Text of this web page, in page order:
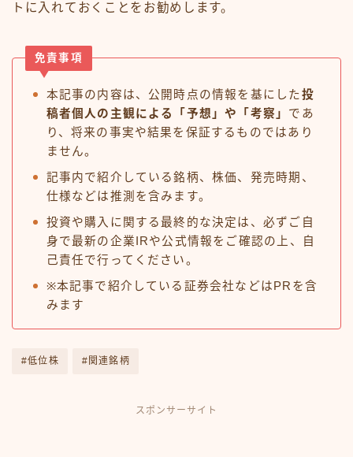
トに入れておくことをお勧めします。
免責事項
本記事の内容は、公開時点の情報を基にした投
稿者個人の主観による「予想」や「考察」 であ
り、将来の事実や結果を保証するものではあり
ません。
記事内で紹介している銘柄、株価、発売時期、
仕様などは推測を含みます。
投資や購入に関する最終的な決定は、必ずご自
身で最新の企業IRや公式情報をご確認の上、自
己責任で行ってください。
※本記事で紹介している証券会社などはPRを含
みます
#低位株 #関連銘柄
スポンサーサイト